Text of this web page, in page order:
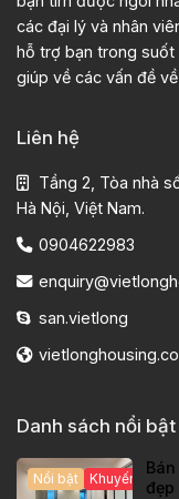
các đại lý và nhân
hỗ trợ bạn trong suốt
giúp về các vấn đề
Liên hệ
Tầng 2, Tòa nhà
Hà Nội, Việt Nam.
0904622983
san.vietlong
Danh sách nổi bật
Nổi bật Khuyến mại